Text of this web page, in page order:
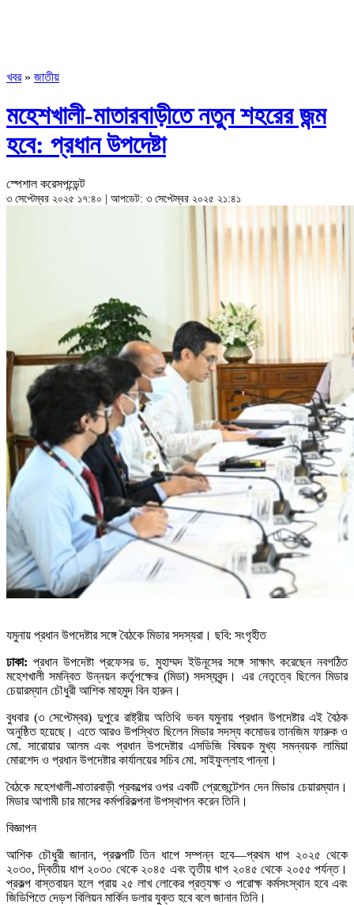
খবর » জাতীয়
মহেশখালী-মাতারবাড়ীতে নতুন শহরের জন্ম
হবে: প্রধান উপদেষ্টা
স্পেশাল করেসপন্ডেন্ট
৩ সেপ্টেম্বর ২০২৫ ১৭:৪০ | আপডেট: ৩ সেপ্টেম্বর ২০২৫ ২১:৪১
যমুনায় প্রধান উপদেষ্টার সঙ্গে বৈঠকে মিডার সদস্যরা। ছবি: সংগৃহীত
ঢাকা: প্রধান উপদেষ্টা প্রফেসর ড. মুহাম্মদ ইউনূসের সঙ্গে সাক্ষাৎ করেছেন নবগঠিত
মহেশখালী সমন্বিত উন্নয়ন কর্তৃপক্ষের (মিডা) সদস্যবৃন্দ। এর নেতৃত্বে ছিলেন মিডার
চেয়ারম্যান চৌধুরী আশিক মাহমুদ বিন হারুন।
বুধবার (৩ সেপ্টেম্বর) দুপুরে রাষ্ট্রীয় অতিথি ভবন যমুনায় প্রধান উপদেষ্টার এই বৈঠক
অনুষ্ঠিত হয়েছে। এতে আরও উপস্থিত ছিলেন মিডার সদস্য কমোডর তানজিম ফারুক ও
মো. সারোয়ার আলম এবং প্রধান উপদেষ্টার এসডিজি বিষয়ক মুখ্য সমন্বয়ক লামিয়া
মোরশেদ ও প্রধান উপদেষ্টার কার্যালয়ের সচিব মো. সাইফুল্লাহ পান্না।
বৈঠকে মহেশখালী-মাতারবাড়ী প্রকল্পের ওপর একটি প্রেজেন্টেশন দেন মিডার চেয়ারম্যান।
মিডার আগামী চার মাসের কর্মপরিকল্পনা উপস্থাপন করেন তিনি।
বিজ্ঞাপন
আশিক চৌধুরী জানান, প্রকল্পটি তিন ধাপে সম্পন্ন হবে—প্রথম ধাপ ২০২৫ থেকে
২০৩০, দ্বিতীয় ধাপ ২০৩০ থেকে ২০৪৫ এবং তৃতীয় ধাপ ২০৪৫ থেকে ২০৫৫ পর্যন্ত।
প্রকল্প বাস্তবায়ন হলে প্রায় ২৫ লাখ লোকের প্রত্যক্ষ ও পরোক্ষ কর্মসংস্থান হবে এবং
জিডিপিতে দেড়শ বিলিয়ন মার্কিন ডলার যুক্ত হবে বলে জানান তিনি।